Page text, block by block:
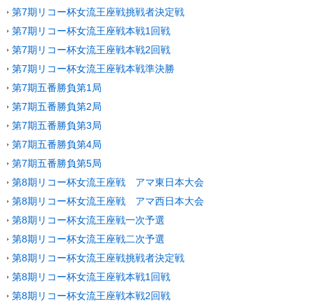
第7期リコー杯女流王座戦挑戦者決定戦
第7期リコー杯女流王座戦本戦1回戦
第7期リコー杯女流王座戦本戦2回戦
第7期リコー杯女流王座戦本戦準決勝
第7期五番勝負第1局
第7期五番勝負第2局
第7期五番勝負第3局
第7期五番勝負第4局
第7期五番勝負第5局
第8期リコー杯女流王座戦 アマ東日本大会
第8期リコー杯女流王座戦 アマ西日本大会
第8期リコー杯女流王座戦一次予選
第8期リコー杯女流王座戦二次予選
第8期リコー杯女流王座戦挑戦者決定戦
第8期リコー杯女流王座戦本戦1回戦
第8期リコー杯女流王座戦本戦2回戦